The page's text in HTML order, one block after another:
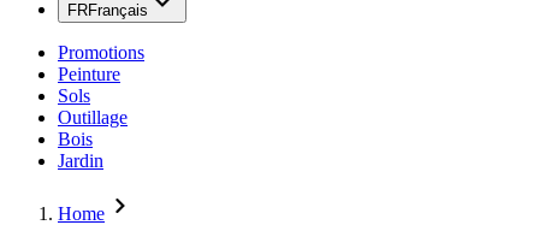
FRFrançais
Promotions
Peinture
Sols
Outillage
Bois
Jardin
Home